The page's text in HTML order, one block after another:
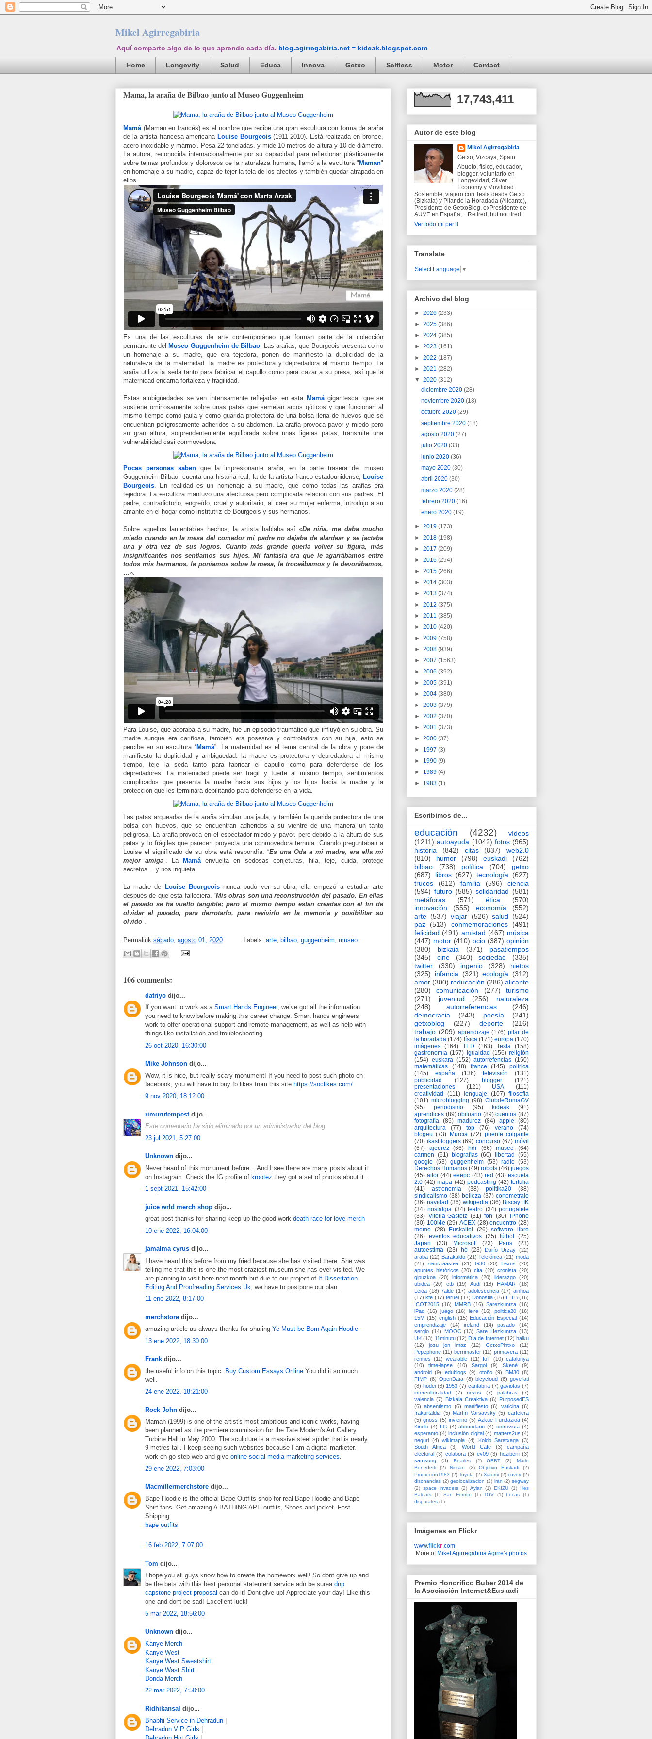
Mikel Agirregabiria
Aquí comparto algo de lo que aprendo cada día. blog.agirregabiria.net = kideak.blogspot.com
Home Longevity Salud Educa Innova Getxo Selfless Motor Contact
Mama, la araña de Bilbao junto al Museo Guggenheim
Mamá (Maman en francés) es el nombre que recibe una gran escultura con forma de araña
de la artista francesa-americana Louise Bourgeois(1911-2010). Está realizada en bronce,
acero inoxidable y mármol. Pesa 22 toneladas, y mide 10 metros de altura y 10 de diámetro.
La autora, reconocida internacionalmente por su capacidad para reflexionar plásticamente
sobre temas profundos y dolorosos de la naturaleza humana, llamó a la escultura " Maman"
en homenaje a su madre, capaz de tejer la tela de los afectos y también quedar atrapada en
ellos.
Es una de las esculturas de arte contemporáneo que forman parte de la colección
permanente del Museo Guggenheim de Bilbao. Las arañas, que Bourgeois presenta como
un homenaje a su madre, que era tejedora, ponen de manifiesto la duplicidad de la
naturaleza de la maternidad: la madre es protectora y depredadora al mismo tiempo. La
araña utiliza la seda tanto para fabricar el capullo como para cazar a su presa, así que la
maternidad encarna fortaleza y fragilidad.
Estas ambigüedades se ven intensamente reflejadas en esta Mamá gigantesca, que se
sostiene ominosamente sobre unas patas que semejan arcos góticos y que funcionan al
mismo tiempo como jaula y como guarida protectora de una bolsa llena de huevos que se
encuentran peligrosamente adheridos a su abdomen. La araña provoca pavor y miedo pero
su gran altura, sorprendentemente equilibrada sobre unas ligeras patas, transmite una
vulnerabilidad casi conmovedora.
Pocas personas sabenque la impresionante araña, en la parte trasera del museo
Guggenheim Bilbao, cuenta una historia real, la de la artista franco-estadounidense,
Louise
Bourgeois . En realidad es un homenaje a su madre, que como todas las arañas era
tejedora. La escultora mantuvo una afectuosa pero complicada relación con sus padres. El
padre, contradictorio, engreído, cruel y autoritario, al caer su mujer enferma, introdujo a su
amante en el hogar como institutriz de Bourgeois y sus hermanos.
Sobre aquellos lamentables hechos, la artista hablaba así «De niña, me daba mucho
miedo cuando en la mesa del comedor mi padre no dejaba de alardear y se jactaba
una y otra vez de sus logros. Cuanto más grande quería volver su figura, más
insignificantes nos sentíamos sus hijos. Mi fantasía era que le agarrábamos entre
todos mis hermanos, le poníamos sobre la mesa, le troceábamos y le devorábamos,
…».
Para Louise, que adoraba a su madre, fue un episodio traumático que influyó en su obra. Su
madre aunque era cariñosa, también era posesiva y controladora con su hija, esto se
percibe en su escultura “Mamá”. La maternidad es el tema central de la obra y pone de
manifiesto la duplicidad y ambigüedad: la madre es protectora y depredadora al mismo
tiempo, teje la seda tanto para fabricar el capullo como para defenderse de los
depredadores. La maternidad puede ser frágil y fuerte al mismo tiempo, sentimientos
complicados que presenta la madre hacia sus hijos y los hijos hacia la madre y la
protección que les terminará debilitando para defenderse en la vida.
Las patas arqueadas de la araña simulan una jaula, y también la guarida protectora de una
bolsa con huevos, que se encuentran adheridos a su vientre de una manera un tanto
peligrosa. La araña provoca en el espectador miedo y pavor, pero debido a la altura de sus
patas y lo frágiles que parecen proyecta una conmovedora ternura. Cuando preguntaban a
Louise el significado de su obra está respondía: “Es una Oda a mi madre, era ella mi
mejor amiga”. La Mamá envuelta en sedosas conjeturas, hila, teje, cuida, protege
secretos… y nos inquieta.
La madre de Louise Bourgeoisnunca pudo ver su obra, ella empezó a estudiar arte
después de que esta falleciera. “Mis obras son una reconstrucción del pasado. En ellas
el pasado se ha vuelto tangible; pero al mismo tiempo están creadas con el fin de
olvidar el pasado, para derrotarlo, para revivirlo en la memoria y posibilitar su
olvido”.
Permalink sábado, agosto 01, 2020 Labels: arte, bilbao, guggenheim, museo
106 comments:
datriyo dijo...
If you want to work as a Smart Hands Engineer, we’ve got all the information
you need to know before making this career change. Smart hands engineers
work to offer operational support and remote management, as well as help with
things like installation and troubleshooting.
26 oct 2020, 16:30:00
Mike Johnson dijo...
Wow, it is nice, but really scary monument! If you need to post such photo on
facebook, you will have to buy fb likes from this site https://soclikes.com/
9 nov 2020, 18:12:00
rimurutempestdijo...
Este comentario ha sido eliminado por un administrador del blog.
23 jul 2021, 5:27:00
Unknown dijo...
Never heard of this monument before... And I see there are many posts about it
on Instagram. Check the IG profile of krootez they got a set of photos about it.
1 sept 2021, 15:42:00
juice wrld merch shop dijo...
great post thanks for sharing keep up the good work death race for love merch
10 ene 2022, 16:04:00
jamaima cyrus dijo...
I have heard this before from my fried because she has visited there. She was
telling me that this is one the most craziest museum she has ever visited. We
are planning to visit here next month but due to our project of It Dissertation
Editing And Proofreading Services Uk , we have to postpone our plan.
11 ene 2022, 8:17:00
merchstore dijo...
amazing article as always thanks for sharing Ye Must be Born Again Hoodie
13 ene 2022, 18:30:00
Frank dijo...
the useful info on this topic.
Buy Custom Essays Online You did it so much
well.
24 ene 2022, 18:21:00
Rock John dijo...
Maman (1999) is one of the artist's most ambitious and iconic works, having
been planned as the premiere commission for the Tate Modern's Art Gallery
Turbine Hall in May 2000. The sculpture is a massive steel spider that is nearly
9 metres tall. I keep seeing such websites because I am a digital marketer. I
work on go step web and give online social media marketing services.
29 ene 2022, 7:03:00
Macmillermerchstore dijo...
Bape Hoodie is the official Bape Outfits shop for real Bape Hoodie and Bape
Shirt fans. Get amazing A BATHING APE outfits, Shoes and jacket. Fast
Shipping.
bape outfits
16 feb 2022, 7:07:00
Tom dijo...
I hope you all guys know how to create the homework well! So dont give up and
be the bets with this best personal statement service adn be surea dnp
capstone project proposal can do it! Dont give up! Appreciate your day! Like this
one and dont be sad! Excellent luck!
5 mar 2022, 18:56:00
Unknown dijo...
Kanye Merch
Kanye West
Kanye West Sweatshirt
Kanye Wast Shirt
Donda Merch
22 mar 2022, 7:50:00
Ridhikansal dijo...
Bhabhi Service in Dehradun
Dehradun VIP Girls
17,743,411
Autor de este blog
Mikel Agirregabiria
Getxo, Vizcaya, Spain
Abuelo, físico, educador,
blogger, voluntario en
Longevidad, Silver
Economy y Movilidad
Sostenible, viajero con Tesla desde Getxo
(Bizkaia) y Pilar de la Horadada (Alicante),
Presidente de GetxoBlog, exPresidente de
AUVE en España,... Retired, but not tired.
Ver todo mi perfil
Translate
Select Language ▼
Archivo del blog
► 2026 (233)
► 2025 (386)
► 2024 (385)
► 2023 (161)
► 2022 (187)
► 2021 (282)
▼ 2020 (312)
diciembre 2020(28)
noviembre 2020(18)
octubre 2020(29)
septiembre 2020(18)
agosto 2020(27)
julio 2020(33)
junio 2020(36)
mayo 2020(30)
abril 2020(30)
marzo 2020(28)
febrero 2020(16)
enero 2020(19)
► 2019 (173)
► 2018 (198)
► 2017 (209)
► 2016 (294)
► 2015 (266)
► 2014 (303)
► 2013 (374)
► 2012 (375)
► 2011 (385)
► 2010 (420)
► 2009 (758)
► 2008 (939)
► 2007 (1563)
► 2006 (392)
► 2005 (391)
► 2004 (380)
► 2003 (379)
► 2002 (370)
► 2001 (373)
► 2000 (37)
► 1997 (3)
► 1990 (9)
► 1989 (4)
► 1983 (1)
Escribimos de...
educación (4232)
vídeos
(1211) autoayuda (1042) fotos (965)
historia
(842) citas (837)
web2.0
(810)
humor (798) euskadi
(762)
bilbao
(738) política (704)
getxo
(687)
libros (627) tecnología
(627)
trucos
(612) familia (596)
ciencia
(594) futuro (585) solidaridad (581)
metáforas
(571) ética
(570)
innovación
(555) economía
(552)
arte (537) viajar (526) salud
(524)
paz
(513) conmemoraciones
(491)
felicidad (491) amistad (467) música
(447) motor (410) ocio (387) opinión
(380)
bizkaia (371)
pasatiempos
(345)
cine (340) sociedad
(335)
twitter
(330) ingenio (328)
nietos
(325)
infancia (321) ecología
(312)
amor (300) reducación (286) alicante
(280)
comunicación (277)
turismo
(271)
juventud (256)
naturaleza
(248)
autorreferencias
(246)
democracia
(243) poesía
(241)
getxoblog
(227) deporte
(216)
trabajo (209) aprendizaje (176) pilar de
la horadada (174) física (171) europa (170)
imágenes
(164) TED (163) Tesla
(158)
gastronomía (157) igualdad (156) religión
(154) euskara (152) autorrefencias (150)
matemáticas
(148) france (145)
polírica
(145)
españa (136) televisión
(131)
publicidad
(127) blogger
(121)
presentaciones
(121) USA
(111)
creatividad
(111) lenguaje (107) filosofía
(101) microblogging (98) ClubdeRomaGV
(95)
periodismo (95) kideak
(91)
aprendices (89) obituario (89) cuentos (87)
fotografía (85) madurez (84) apple
(80)
arquitectura
(77) top (76) verano
(74)
blogeu (73) Murcia (72) puente colgante
(70) ikasbloggers (69) concurso (67) móvil
(67)
ajedrez (66) hdr (66) museo
(64)
carmen (61) biografías (60) libertad
(55)
google (53) guggenheim (53) radio (53)
Derechos Humanos (49) robots (46) juegos
(45) aitor (44) eeepc (43) red (43) escuela
2.0 (42) mapa (42) podcasting (42) tertulia
(41)
astronomía (38) politika20
(38)
sindicalismo (38) belleza (37) cortometraje
(36) navidad (36) wikipedia (36) BiscayTIK
(34) nostalgia (34) teatro (34) portugalete
(33) Vitoria-Gasteiz (31) fon (30) iPhone
(30) 100i4e (29) ACEX (28) encuentro (28)
meme
(28) Euskaltel (26) software libre
(26) eventos educativos (25) fútbol
(25)
Japan
(23) Microsoft (23) Paris
(23)
autoestima (23) hó (23) Darío Urzay (22)
araba (22) Barakaldo (21) Telefónica (21) moda
(21)
zientziaastea (21) G30 (20) Lexus
(20)
apuntes históricos (20) cita (20) cronista (20)
gipuzkoa (20) informática (20) liderazgo (20)
ubidea (20) etb (19) Audi (18) HAMAR
(18)
Leioa (18) 7alde (17) adolescencia (17) ainhoa
(17) kfe (17) teruel (17) Donostia (16) EITB (16)
ICOT2015 (16) MMRB (16) Sarezkuntza (16)
iPad (16) juego (16) leire (16) politica20 (16)
15M (15) english (15) Educación Especial (14)
emprendizaje
(14) ireland (14) pasado
(14)
sergio (14) MOOC (13) Sare_Hezkuntza (13)
UK (13) 11minutu (12) Día de Internet (12) haiku
(12)
josu jon imaz (12) GetxoPintxo
(11)
Pepephone (11) berrimaster (11) primavera (11)
rennes (11) wearable (11) IoT (10) catalunya
(10)
time-lapse (10) Sargoi (9) Skené
(9)
android (9) edublogs (9) otoño (9) BM30 (8)
FIMP (8) OpenData (8) bicycloud (8) goverati
(8) hodei (8) 1953 (7) cantabria (7) gaviotas (7)
interculturalidad
(7) nexus (7) palabras
(7)
valencia (7) Bizkaia Creaktiva (6) PurposedES
(6)
absentismo (6) manifiesto (6) vaticina (6)
Irakurtaldia (5) Martín Varsavsky (5) cartelera
(5) gnoss (5) invierno (5) Azkue Fundazioa (4)
Kindle (4) LG (4) abecedario (4) entrevista (4)
esperanto (4) inclusión digital (4) matters2us (4)
neguri (4) wikimapia (4) Koldo Saratxaga (3)
South Africa
(3) World Cafe (3)
campaña
electoral (3) colabora (3) ev09 (3) heziberri (3)
samsung
(3) Beatles (2) GBBT (2)
Mario
Benedetti
(2) Nissan (2) Objetivo Euskadi
(2)
Promoción1983 (2) Toyota (2) Xiaomi (2) covey (2)
disonancias (2) geolocalización (2) irán (2) segway
(2) space invaders (2) Aylan (1) EKIZU (1)
Illes
Balears
(1) San Fermín (1) TGV (1) becas
(1)
disparates (1)
Imágenes en Flickr
www.flickr .com
More of Mikel Agirregabiria Agirre's photos
Premio Honorífico Buber 2014 de
la Asociación Internet&Euskadi